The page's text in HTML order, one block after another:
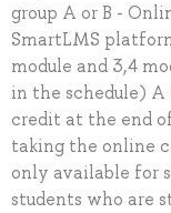
group A or B -
SmartLMS
module and 3,4
in the schedule)
credit at the end
taking the online
only available for
students who are